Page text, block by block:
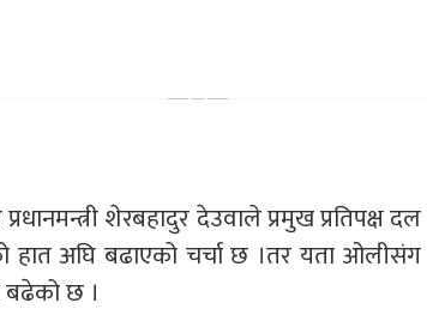
शेरबहादुर देउवाले प्रमुख प्रतिपक्ष दल
अघि बढाएको चर्चा छ ।तर यता ओलीसंग
बढेको छ ।